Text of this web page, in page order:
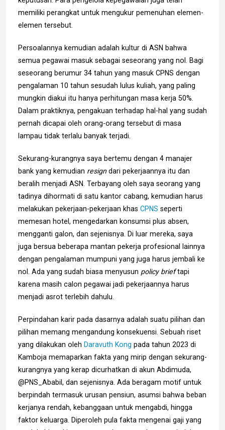
memiliki perangkat untuk mengukur pemenuhan elemen-
elemen tersebut.
Persoalannya kemudian adalah kultur di ASN bahwa
semua pegawai masuk sebagai seseorang yang nol. Bagi
seseorang berumur 34 tahun yang masuk CPNS dengan
pengalaman 10 tahun sesudah lulus kuliah, yang paling
mungkin diakui itu hanya perhitungan masa kerja 50%.
Dalam praktiknya, pengakuan terhadap hal-hal yang sudah
pernah dicapai oleh orang-orang tersebut di masa
lampau tidak terlalu banyak terjadi.
Sekurang-kurangnya saya bertemu dengan 4 manajer
bank yang kemudian resigndari pekerjaannya itu dan
beralih menjadi ASN. Terbayang oleh saya seorang yang
tadinya dihormati di satu kantor cabang, kemudian harus
melakukan pekerjaan-pekerjaan khas CPNS seperti
memesan hotel, mengedarkan konsumsi plus absen,
mengganti galon, dan sejenisnya. Di luar mereka, saya
juga bersua beberapa mantan pekerja profesional lainnya
dengan pengalaman mumpuni yang juga harus jembali ke
nol. Ada yang sudah biasa menyusun policy brieftapi
karena masih calon pegawai jadi pekerjaannya harus
menjadi asrot terlebih dahulu.
Perpindahan karir pada dasarnya adalah suatu pilihan dan
pilihan memang mengandung konsekuensi. Sebuah riset
yang dilakukan oleh Daravuth Kong pada tahun 2023 di
Kamboja memaparkan fakta yang mirip dengan sekurang-
kurangnya yang kerap dicurhatkan di akun Abdimuda,
@PNS_Ababil, dan sejenisnya. Ada beragam motif untuk
berpindah termasuk urusan pensiun, asumsi bahwa beban
kerjanya rendah, kebanggaan untuk mengabdi, hingga
faktor keluarga. Diperoleh pula fakta mengenai gaji yang